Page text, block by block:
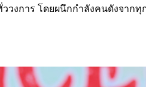
วงการ โดยผนึกกำลังคนดังจา